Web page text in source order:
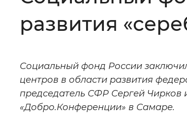
Цвет сайта:
Изображения:
Звуковой ассистент:
развития
Социальный фонд России
центров в области развития
председатель СФР Сергей
«Добро.Конференции» в Самаре.